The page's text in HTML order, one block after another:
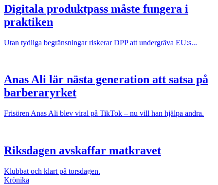
Digitala produktpass måste fungera i
praktiken
Utan tydliga begränsningar riskerar DPP att undergräva EU:s...
Anas Ali lär nästa generation att satsa på
barberaryrket
Frisören Anas Ali blev viral på TikTok – nu vill han hjälpa andra.
Riksdagen avskaffar matkravet
Klubbat och klart på torsdagen.
Krönika